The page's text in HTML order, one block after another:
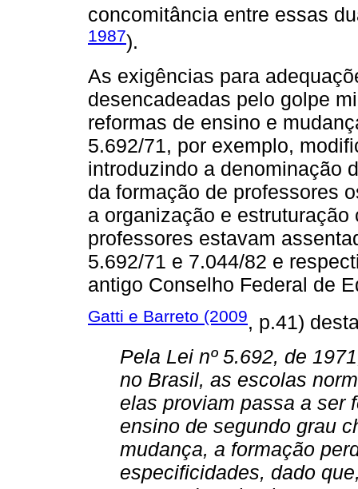
concomitância entre essas
1987).
As exigências para
desencadeadas pelo golpe
reformas de ensino e
5.692/71, por exemplo,
introduzindo a denominação
da formação de professores
a organização e
professores estavam
5.692/71 e 7.044/82 e
antigo Conselho Federal de
Gatti e Barreto (2009, p.41)
Pela Lei nº 5.692, de
no Brasil, as escolas
elas proviam passa a ser
ensino de segundo grau
mudança, a formação
especificidades, dado